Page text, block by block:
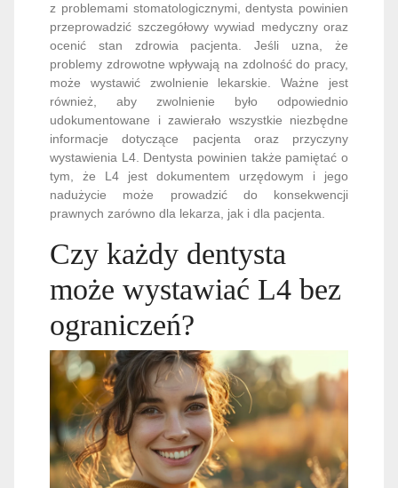
z problemami stomatologicznymi, dentysta powinien
przeprowadzić szczegółowy wywiad medyczny oraz
ocenić stan zdrowia pacjenta. Jeśli uzna, że
problemy zdrowotne wpływają na zdolność do pracy,
może wystawić zwolnienie lekarskie. Ważne jest
również, aby zwolnienie było odpowiednio
udokumentowane i zawierało wszystkie niezbędne
informacje dotyczące pacjenta oraz przyczyny
wystawienia L4. Dentysta powinien także pamiętać o
tym, że L4 jest dokumentem urzędowym i jego
nadużycie może prowadzić do konsekwencji
prawnych zarówno dla lekarza, jak i dla pacjenta.
Czy każdy dentysta
może wystawiać L4 bez
ograniczeń?